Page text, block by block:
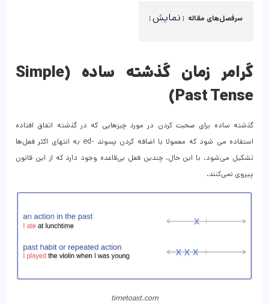
سرفصل‌های مقاله نمایش
گرامر زمان گذشته‌ ساده (Simple
Past Tense)
گذشته ساده برای صحبت کردن در مورد چیزهایی که در گذشته اتفاق افتاده
استفاده می شود که معمولا با اضافه کردن پسوند -ed به انتهای اکثر فعل‌ها
تشکیل می‌شود. با این حال، چندین فعل بی‌قاعده وجود دارد که از این قانون
پیروی نمی‌کنند.
timetoast.com